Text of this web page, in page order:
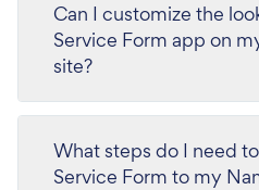
Can I customize the
Service Form app on
site?
What steps do I need
Service Form to my